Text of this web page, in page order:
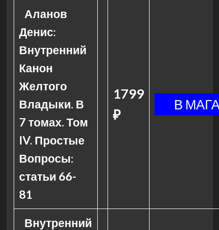
Аланов
Денис:
Внутренний
Канон
Желтого
Владыки. В
7 томах. Том
IV. Простые
Вопросы:
статьи 66-
81
1799
₽
Внутренний